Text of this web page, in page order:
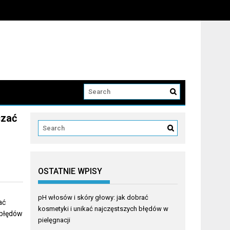
OSTATNIE WPISY
pH włosów i skóry głowy: jak dobrać
kosmetyki i unikać najczęstszych błędów w
pielęgnacji